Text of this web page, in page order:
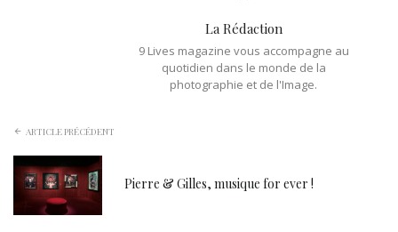
La Rédaction
9 Lives magazine vous accompagne au
quotidien dans le monde de la
photographie et de l'Image.
ARTICLE PRÉCÉDENT
Pierre & Gilles, musique for ever !